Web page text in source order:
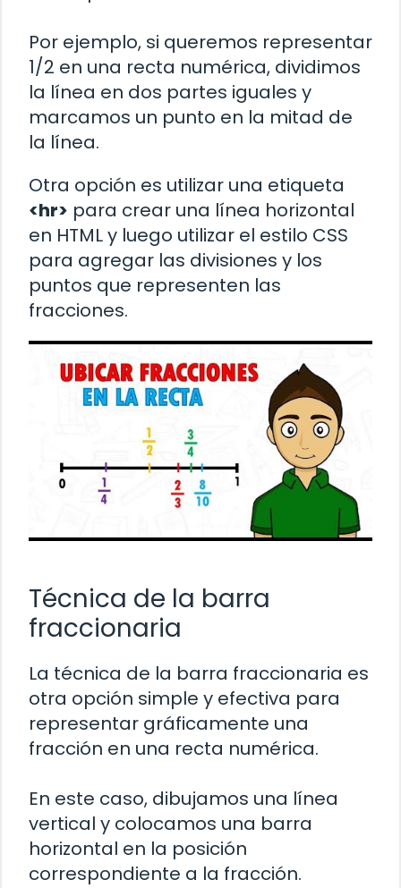
Por ejemplo, si queremos representar
1/2 en una recta numérica, dividimos
la línea en dos partes iguales y
marcamos un punto en la mitad de
la línea.
Otra opción es utilizar una etiqueta
<hr> para crear una línea horizontal
en HTML y luego utilizar el estilo CSS
para agregar las divisiones y los
puntos que representen las
fracciones.
Técnica de la barra
fraccionaria
La técnica de la barra fraccionaria es
otra opción simple y efectiva para
representar gráficamente una
fracción en una recta numérica.
En este caso, dibujamos una línea
vertical y colocamos una barra
horizontal en la posición
correspondiente a la fracción.